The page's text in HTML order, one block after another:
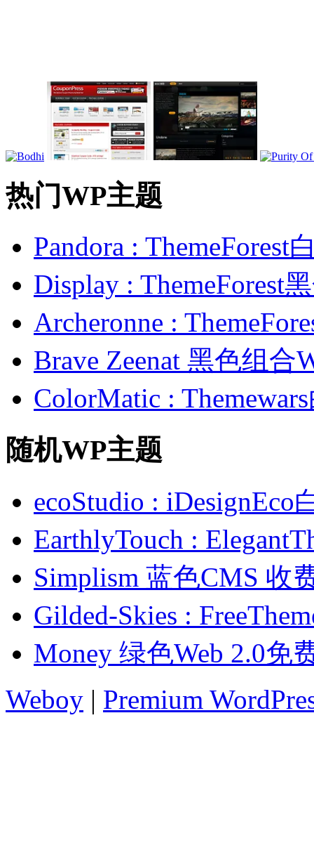
热门WP主题
Pandora : ThemeForest
Display : ThemeForest
Archeronne :
Brave Zeenat 黑色组合
ColorMatic :
随机WP主题
ecoStudio :
EarthlyTouch :
Simplism 蓝色CMS 收
Gilded-Skies :
Money 绿色Web 2.0免
Weboy | Premium